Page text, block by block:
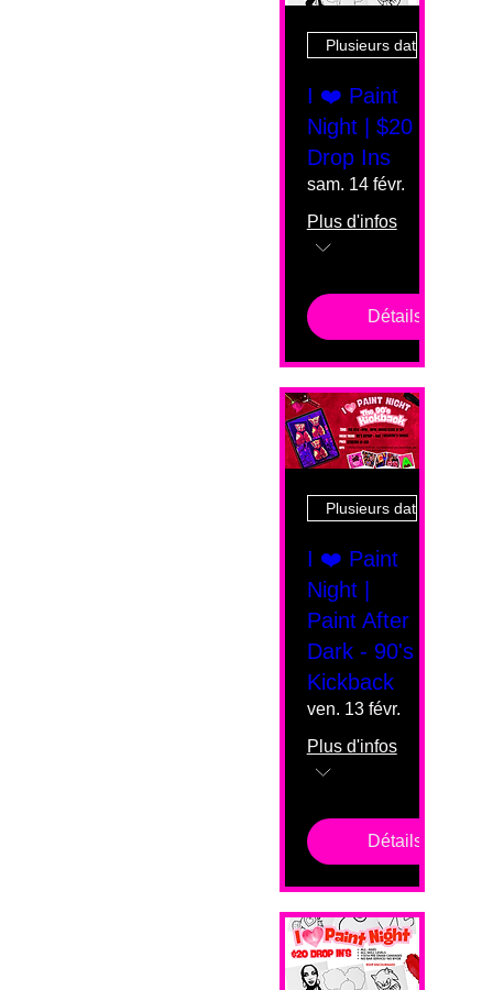
Plusieurs dates
I ❤️ Paint
Night | $20
Drop Ins
sam. 14 févr.
Plus d'infos
Détails
Plusieurs dates
I ❤️ Paint
Night |
Paint After
Dark - 90's
Kickback
ven. 13 févr.
Plus d'infos
Détails